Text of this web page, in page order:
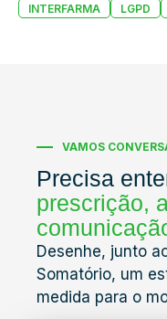
INTERFARMA LGPD
VAMOS
Precisa
prescrição,
Desenhe, junto
Somatório, um
medida para o